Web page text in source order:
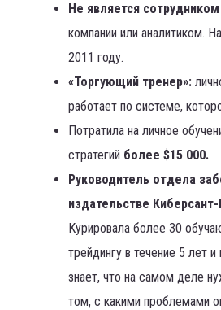
Не является сотрудником
компании или аналитиком.
2011 году.
«Торгующий тренер»:
работает по системе,
Потратила на личное
стратегий более $15 000.
Руководитель отдела
издательстве
Курировала более 30
трейдингу в течение 5 лет
знает, что на самом деле
том, с какими проблемами